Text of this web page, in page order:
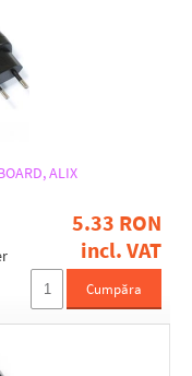
ALIX
5.33 RON
incl. VAT
Cumpăra